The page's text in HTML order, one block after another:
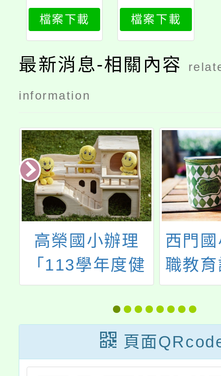
號
檔案下載
削國際研討
會」簡章
檔案下載
最新消息-相關內容
information
高榮國小辦理
「113學年度健
康促進學校­­口腔
保健中心學校教
師研習」
西門
職教
世代
育，
歡迎
員、
頁面